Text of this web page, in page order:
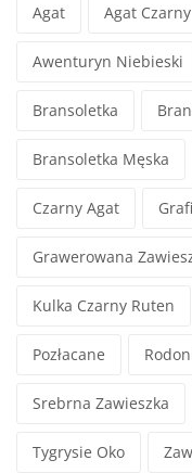
Agat Agat Czarny
Awenturyn Niebieski
Bransoletka
Bransoletka Męska
Czarny Agat
Grawerowana
Kulka Czarny Ruten
Pozłacane
Srebrna Zawieszka
Tygrysie Oko